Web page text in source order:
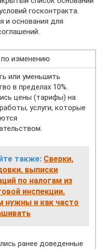
госконтракта.
и основания для
изменению
или уменьшить
в пределах 10%.
цены (тарифы) на
услуги, которые
также: Сверки,
выписки
по налогам из
инспекции.
нужны и как часто
ранее доведенные